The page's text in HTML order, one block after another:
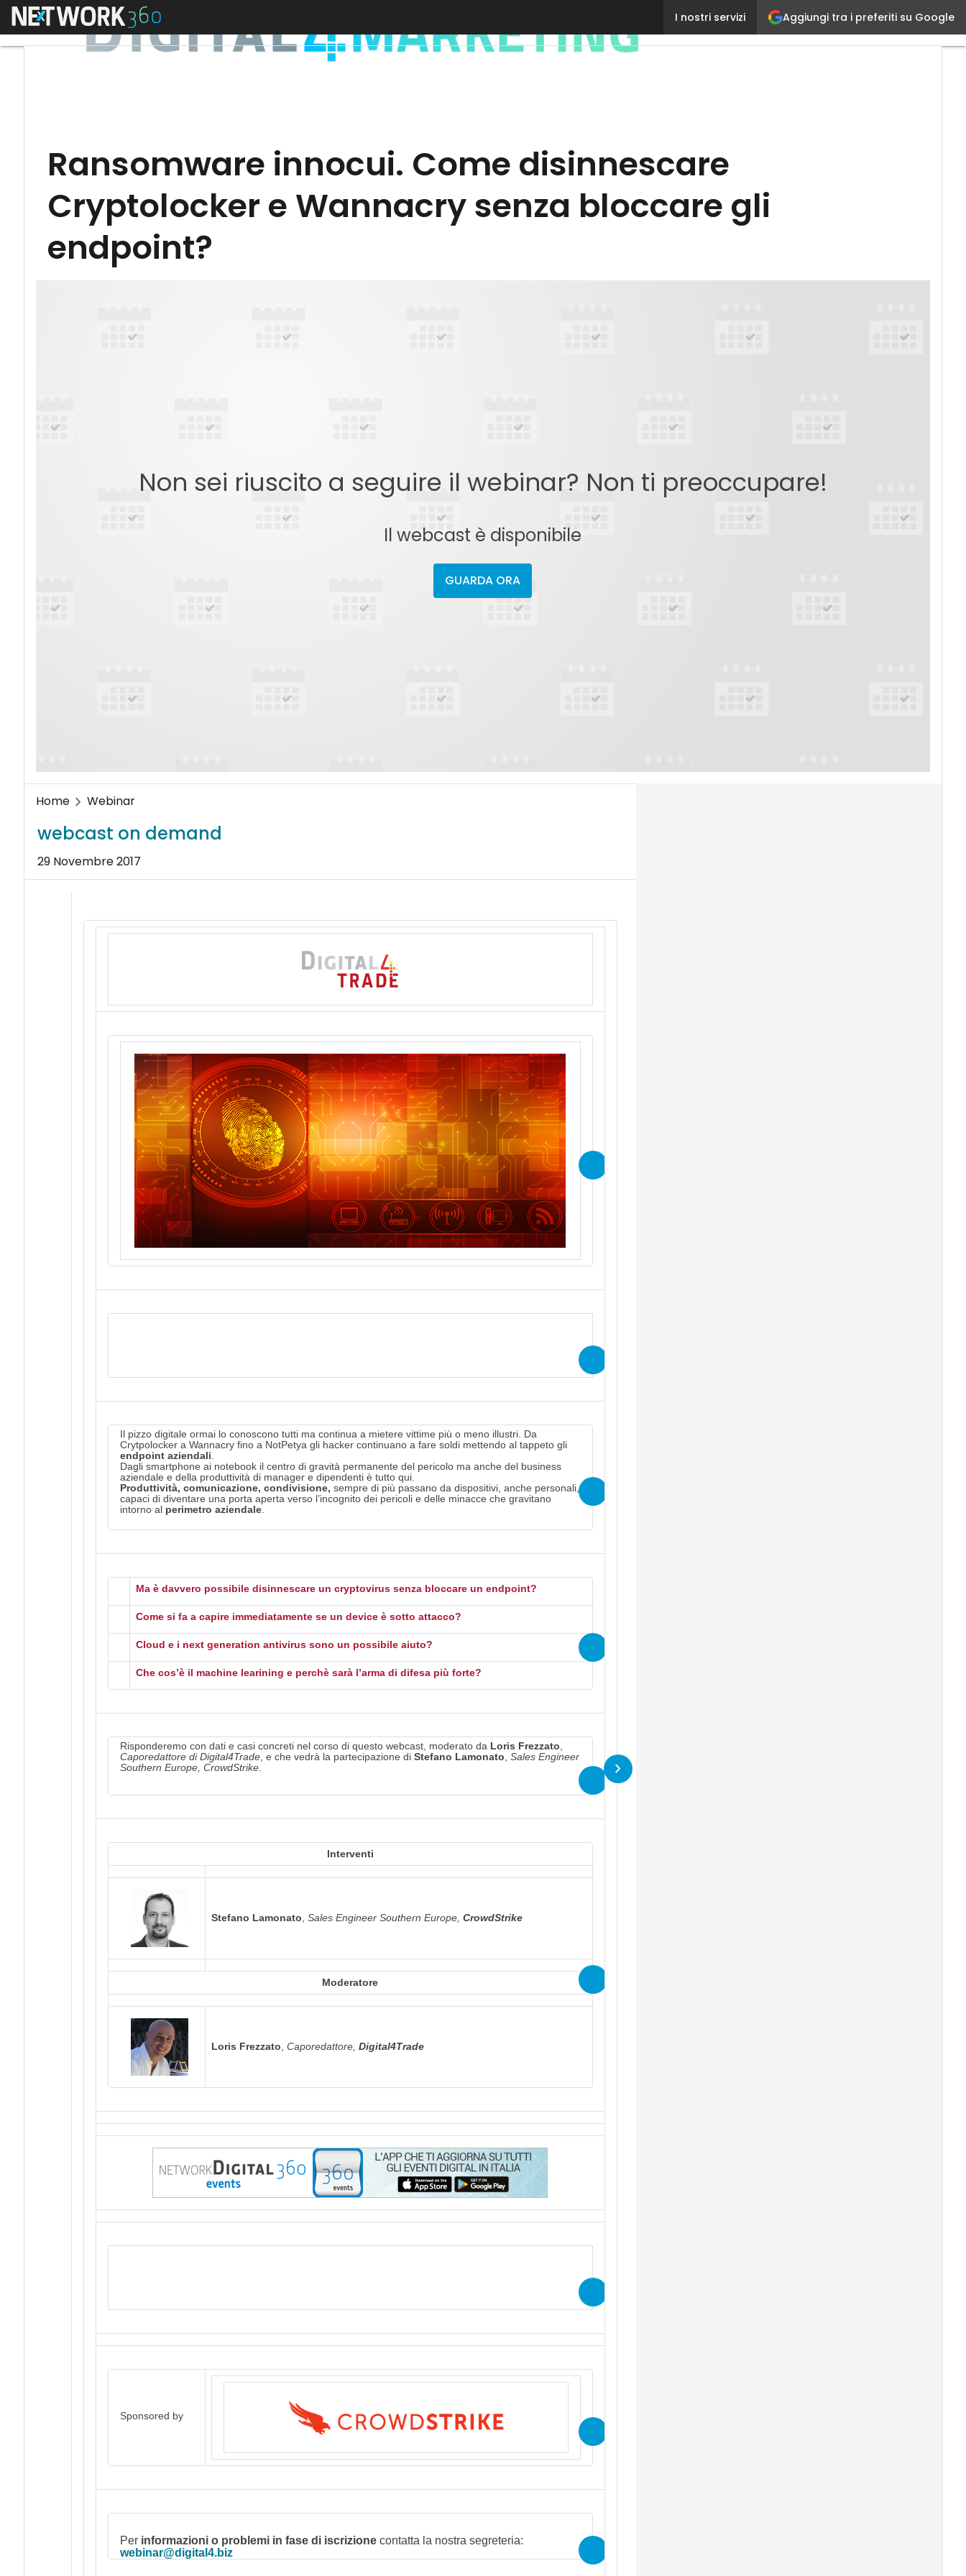
Aggiungi tra i preferiti su Google
I nostri servizi
Menu Ransomware innocui. Come disinnescare
Ransomware innocui. Come disinnescare
Cryptolocker e Wannacry senza bloccare gli
endpoint?
Non sei riuscito a seguire il webinar? Non ti preoccupare!
Il webcast è disponibile
GUARDA ORA
Home Webinar
webcast on demand
29 Novembre 2017
Il pizzo digitale ormai lo conoscono tutti ma continua a mietere vittime più o meno illustri. Da
Crytpolocker a Wannacry fino a NotPetya gli hacker continuano a fare soldi mettendo al tappeto gli
endpoint aziendali
Dagli smartphone ai notebook il centro di gravità permanente del pericolo ma anche del business
aziendale e della produttività di manager e dipendenti è tutto qui.
Produttività, comunicazione, condivisione, sempre di più passano da dispositivi, anche personali,
capaci di diventare una porta aperta verso l’incognito dei pericoli e delle minacce che gravitano
intorno al perimetro aziendale.
Ma è davvero possibile disinnescare un cryptovirus senza bloccare un endpoint?
Come si fa a capire immediatamente se un device è sotto attacco?
Cloud e i next generation antivirus sono un possibile aiuto?
Che cos’è il machine learining e perchè sarà l’arma di difesa più forte?
Risponderemo con dati e casi concreti nel corso di questo webcast, moderato da Loris Frezzato
Caporedattore di Digital4Trade, e che vedrà la partecipazione di Stefano Lamonato Sales Engineer
Southern Europe, CrowdStrike.
Interventi
Stefano Lamonato Sales Engineer Southern Europe, CrowdStrike
Moderatore
Loris Frezzato Caporedattore, Digital4Trade
Sponsored by
Perinformazioni o problemi in fase di iscrizione contatta la nostra segreteria:
webinar@digital4.biz